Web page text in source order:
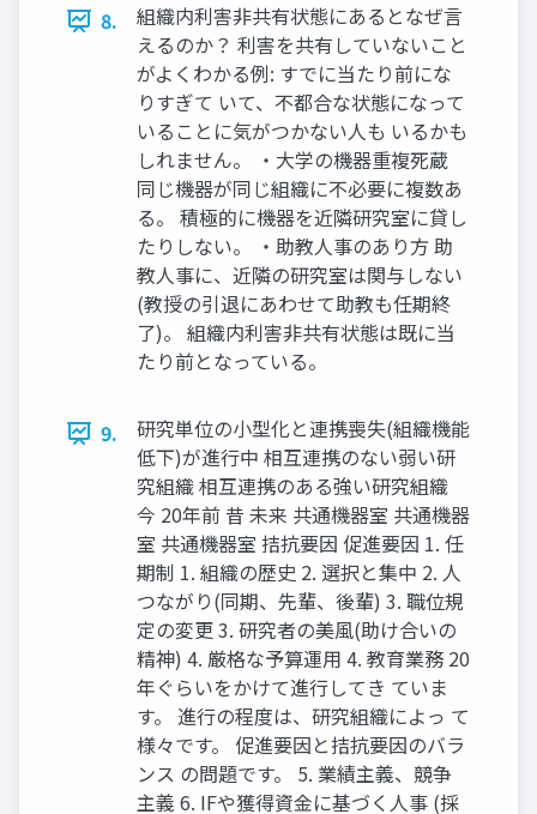
8.
組織内利害⾮共有状態にあるとなぜ⾔
えるのか？ 利害を共有していないこと
がよくわかる例: すでに当たり前にな
りすぎて いて、不都合な状態になって
いることに気がつかない⼈も いるかも
しれません。 ・⼤学の機器重複死蔵
同じ機器が同じ組織に不必要に複数あ
る。 積極的に機器を近隣研究室に貸し
たりしない。 ・助教⼈事のあり⽅ 助
教⼈事に、近隣の研究室は関与しない
(教授の引退にあわせて助教も任期終
了)。 組織内利害⾮共有状態は既に当
たり前となっている。
9.
研究単位の⼩型化と連携喪失(組織機能
低下)が進⾏中 相互連携のない弱い研
究組織 相互連携のある強い研究組織
今 20年前 昔 未来 共通機器室 共通機器
室 共通機器室 拮抗要因 促進要因 1. 任
期制 1. 組織の歴史 2. 選択と集中 2. ⼈
つながり(同期、先輩、後輩) 3. 職位規
定の変更 3. 研究者の美⾵(助け合いの
精神) 4. 厳格な予算運⽤ 4. 教育業務 20
年ぐらいをかけて進⾏してき ていま
す。 進⾏の程度は、研究組織によっ て
様々です。 促進要因と拮抗要因のバラ
ンス の問題です。 5. 業績主義、競争
主義 6. IFや獲得資⾦に基づく⼈事 (採